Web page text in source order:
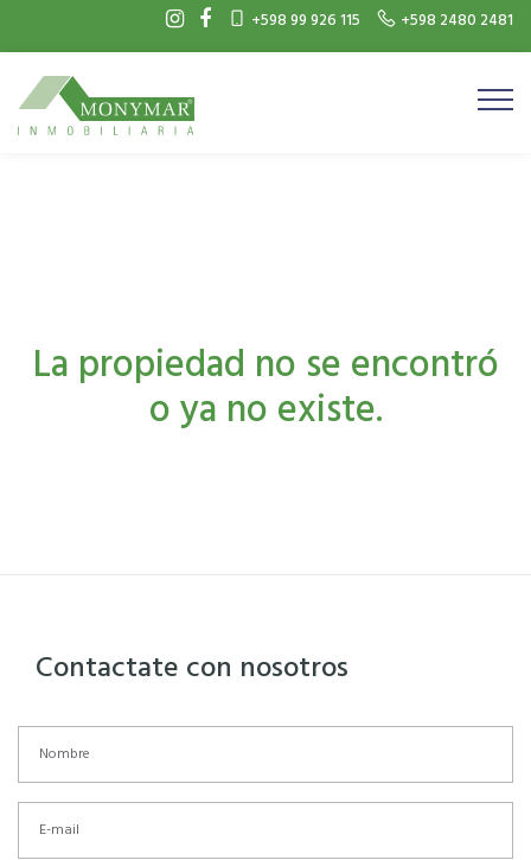
+598 99 926 115 +598 2480 2481
La propiedad no se encontró
o ya no existe.
Contactate con nosotros